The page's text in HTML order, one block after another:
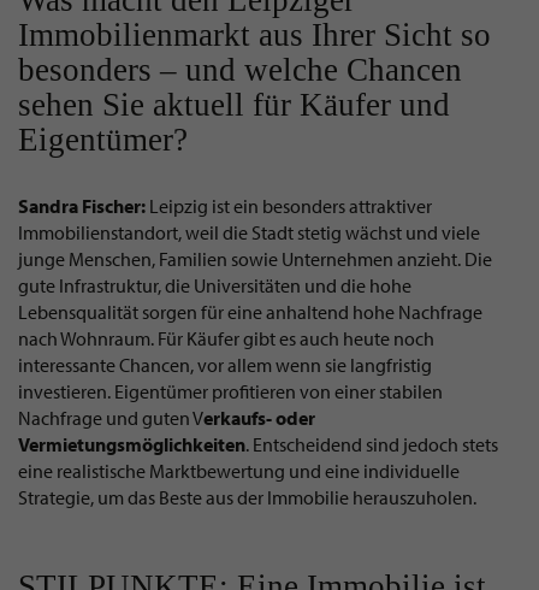
Immobilienmarkt aus Ihrer Sicht so
besonders – und welche Chancen
sehen Sie aktuell für Käufer und
Eigentümer?
Sandra Fischer: Leipzig ist ein besonders attraktiver
Immobilienstandort, weil die Stadt stetig wächst und viele
junge Menschen, Familien sowie Unternehmen anzieht. Die
gute Infrastruktur, die Universitäten und die hohe
Lebensqualität sorgen für eine anhaltend hohe Nachfrage
nach Wohnraum. Für Käufer gibt es auch heute noch
interessante Chancen, vor allem wenn sie langfristig
investieren. Eigentümer profitieren von einer stabilen
Nachfrage und guten Verkaufs- oder
Vermietungsmöglichkeiten. Entscheidend sind jedoch stets
eine realistische Marktbewertung und eine individuelle
Strategie, um das Beste aus der Immobilie herauszuholen.